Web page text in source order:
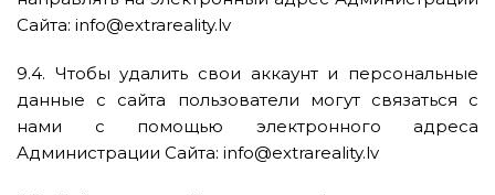
Сайта: info@extrareality.lv
9.4. Чтобы удалить свои аккаунт и персональные
данные с сайта пользователи могут связаться с
нами с помощью электронного адреса
Администрации Сайта: info@extrareality.lv